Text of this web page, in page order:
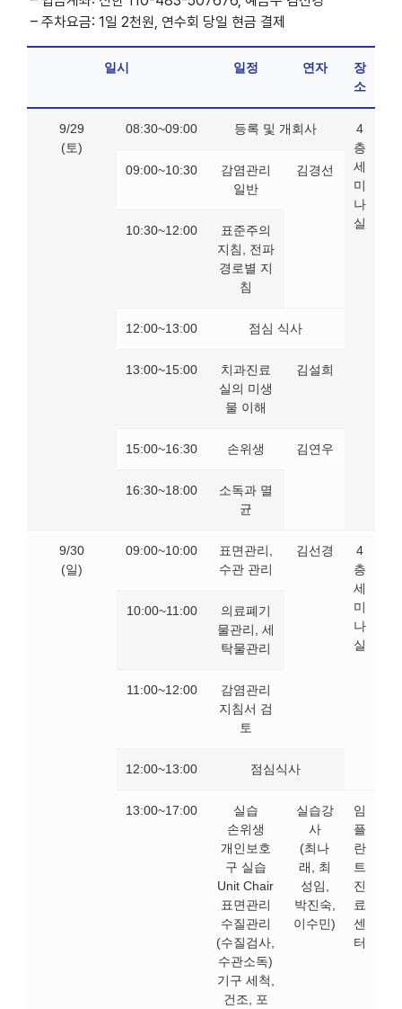
– 주차요금: 1일 2천원, 연수회 당일 현금 결제
일시 일정 연자
장
소
9/29
(토)
08:30~09:00 등록 및 개회사
4
층
세
미
나
실
09:00~10:30
감염관리
일반
김경선
10:30~12:00
표준주의
지침, 전파
경로별 지
침
12:00~13:00 점심 식사
13:00~15:00
치과진료
실의 미생
물 이해
김설희
15:00~16:30 손위생 김연우
16:30~18:00
소독과 멸
균
9/30
(일)
09:00~10:00
표면관리,
수관 관리
김선경
4
층
세
미
나
실
10:00~11:00
의료폐기
물관리, 세
탁물관리
11:00~12:00
감염관리
지침서 검
토
12:00~13:00 점심식사
13:00~17:00
실습
손위생
개인보호
구 실습
Unit Chair
표면관리
수질관리
(수질검사,
수관소독)
기구 세척,
건조, 포
실습강
사
(최나
래, 최
성임,
박진숙,
이수민)
임
플
란
트
진
료
센
터